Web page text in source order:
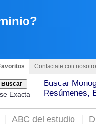
Contactate con
Exacta
Buscar
Resúmenes,
ABC del estudio